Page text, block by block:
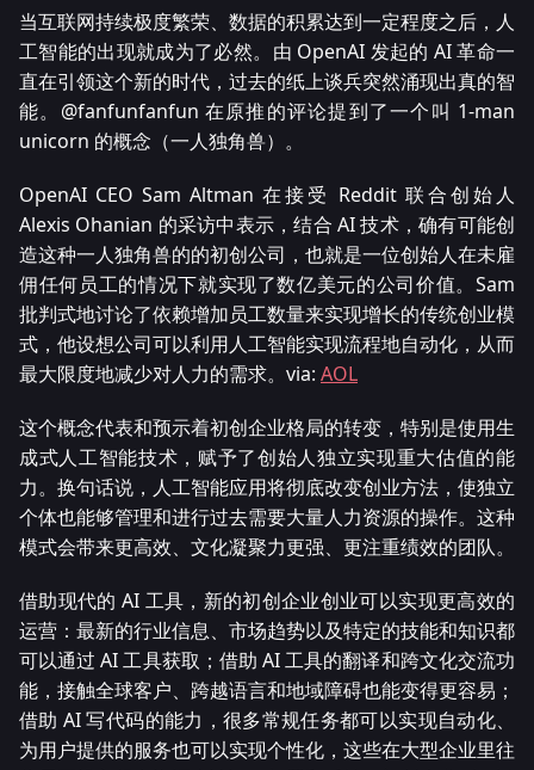
当互联网持续极度繁荣、数据的积累达到一定程度之后，人
工智能的出现就成为了必然。由 OpenAI 发起的 AI 革命一
直在引领这个新的时代，过去的纸上谈兵突然涌现出真的智
能。@fanfunfanfun 在原推的评论提到了一个叫 1-man
unicorn 的概念（一人独角兽）。
OpenAI CEO Sam Altman 在接受 Reddit 联合创始人
Alexis Ohanian 的采访中表示，结合 AI 技术，确有可能创
造这种一人独角兽的的初创公司，也就是一位创始人在未雇
佣任何员工的情况下就实现了数亿美元的公司价值。Sam
批判式地讨论了依赖增加员工数量来实现增长的传统创业模
式，他设想公司可以利用人工智能实现流程地自动化，从而
最大限度地减少对人力的需求。via: AOL
这个概念代表和预示着初创企业格局的转变，特别是使用生
成式人工智能技术，赋予了创始人独立实现重大估值的能
力。换句话说，人工智能应用将彻底改变创业方法，使独立
个体也能够管理和进行过去需要大量人力资源的操作。这种
模式会带来更高效、文化凝聚力更强、更注重绩效的团队。
借助现代的 AI 工具，新的初创企业创业可以实现更高效的
运营：最新的行业信息、市场趋势以及特定的技能和知识都
可以通过 AI 工具获取；借助 AI 工具的翻译和跨文化交流功
能，接触全球客户、跨越语言和地域障碍也能变得更容易；
借助 AI 写代码的能力，很多常规任务都可以实现自动化、
为用户提供的服务也可以实现个性化，这些在大型企业里往